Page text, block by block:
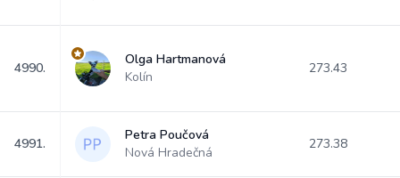
4990.
Olga Hartmanová
Kolín
273.43
4991.
Petra Poučová
Nová Hradečná
273.38